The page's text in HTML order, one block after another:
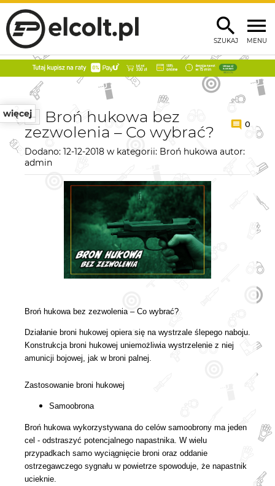
MENU
SZUKAJ
więcej
Broń hukowa bez
zezwolenia – Co wybrać?
0
Dodano: 12-12-2018 w kategorii: Broń hukowa autor:
admin
Broń hukowa bez zezwolenia – Co wybrać?
Działanie broni hukowej opiera się na wystrzale ślepego naboju.
Konstrukcja broni hukowej uniemożliwia wystrzelenie z niej
amunicji bojowej, jak w broni palnej.
Zastosowanie broni hukowej
Samoobrona
Broń hukowa wykorzystywana do celów samoobrony ma jeden
cel - odstraszyć potencjalnego napastnika. W wielu
przypadkach samo wyciągnięcie broni oraz oddanie
ostrzegawczego sygnału w powietrze spowoduje, że napastnik
ucieknie.